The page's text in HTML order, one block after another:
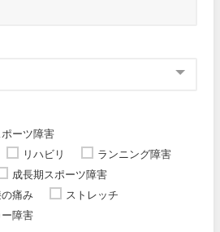
ポーツ障害
リハビリ
ランニング障害
成長期スポーツ障害
の痛み
ストレッチ
障害